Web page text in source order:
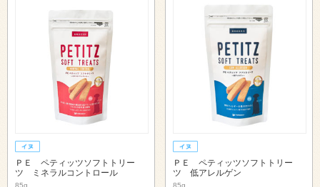
ＰＥ ペティッツソフトトリー
ツ ミネラルコントロール
85g
ＰＥ ペティッツソフトトリー
ツ 低アレルゲン
85g